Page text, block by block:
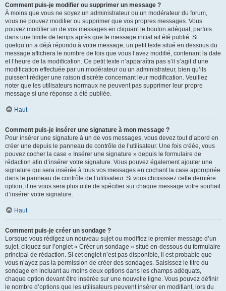
Comment puis-je modifier ou supprimer un message ?
À moins que vous ne soyez un administrateur ou un modérateur du forum,
vous ne pouvez modifier ou supprimer que vos propres messages. Vous
pouvez modifier un de vos messages en cliquant le bouton adéquat, parfois
dans une limite de temps après que le message initial ait été publié. Si
quelqu’un a déjà répondu à votre message, un petit texte situé en dessous du
message affichera le nombre de fois que vous l’avez modifié, contenant la date
et l’heure de la modification. Ce petit texte n’apparaîtra pas s’il s’agit d’une
modification effectuée par un modérateur ou un administrateur, bien qu’ils
puissent rédiger une raison discrète concernant leur modification. Veuillez
noter que les utilisateurs normaux ne peuvent pas supprimer leur propre
message si une réponse a été publiée.
Haut
Comment puis-je insérer une signature à mon message ?
Pour insérer une signature à un de vos messages, vous devez tout d’abord en
créer une depuis le panneau de contrôle de l’utilisateur. Une fois créée, vous
pouvez cocher la case « Insérer une signature » depuis le formulaire de
rédaction afin d’insérer votre signature. Vous pouvez également ajouter une
signature qui sera insérée à tous vos messages en cochant la case appropriée
dans le panneau de contrôle de l’utilisateur. Si vous choisissez cette dernière
option, il ne vous sera plus utile de spécifier sur chaque message votre souhait
d’insérer votre signature.
Haut
Comment puis-je créer un sondage ?
Lorsque vous rédigez un nouveau sujet ou modifiez le premier message d’un
sujet, cliquez sur l’onglet « Créer un sondage » situé en-dessous du formulaire
principal de rédaction. Si cet onglet n’est pas disponible, il est probable que
vous n’ayez pas la permission de créer des sondages. Saisissez le titre du
sondage en incluant au moins deux options dans les champs adéquats,
chaque option devant être insérée sur une nouvelle ligne. Vous pouvez définir
le nombre d’options que les utilisateurs peuvent insérer en modifiant, lors du